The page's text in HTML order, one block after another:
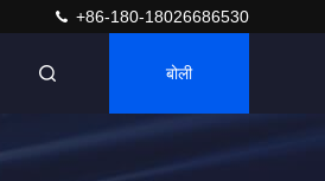
+86-180-18026686530
बोली